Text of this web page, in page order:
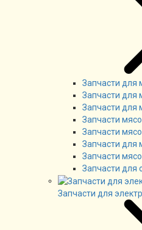
Запчасти для
Запчасти для
Запчасти для
Запчасти
Запчасти
Запчасти для
Запчасти
Запчасти для
Запчасти для